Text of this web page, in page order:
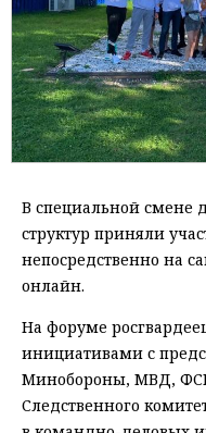
В специальной смене
структур приняли
непосредственно на
онлайн.
На форуме
инициативами с
Минобороны, МВД,
Следственного